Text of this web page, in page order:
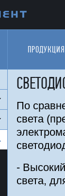
ПРОДУКЦИЯ
По
света
-
света,